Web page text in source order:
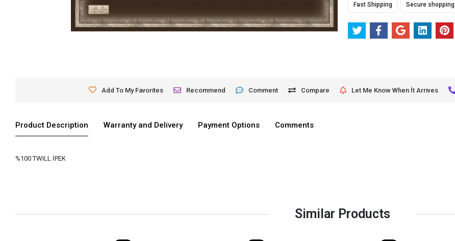
Fast Shipping Secure shopping
Add To My Favorites Recommend Comment Compare Let Me Know When İt Arrives
Product Description Warranty and Delivery Payment Options Comments
%100 TWILL İPEK
Similar Products